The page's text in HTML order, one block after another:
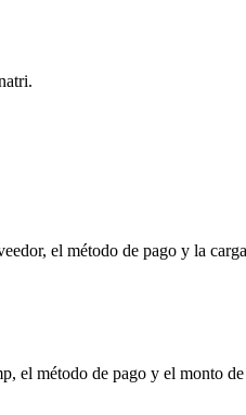
el método de pago y la
método de pago y el monto